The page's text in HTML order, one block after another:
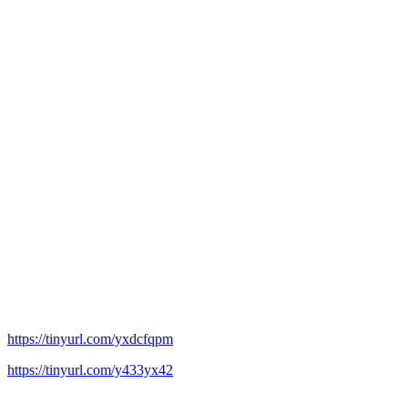
https://tinyurl.com/yxdcfqpm
https://tinyurl.com/y433yx42